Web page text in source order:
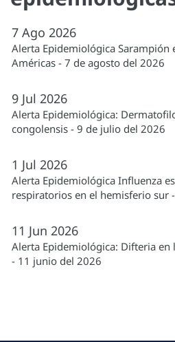
7 Ago 2026
Alerta Epidemiológica Sarampión
Américas - 7 de agosto del 2026
9 Jul 2026
Alerta Epidemiológica:
congolensis - 9 de julio del 2026
1 Jul 2026
Alerta Epidemiológica Influenza
respiratorios en el hemisferio sur
11 Jun 2026
Alerta Epidemiológica: Difteria en
- 11 junio del 2026